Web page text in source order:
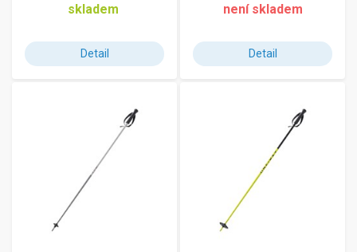
skladem
Detail
není skladem
Detail